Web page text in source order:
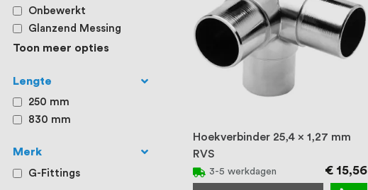
Hoekverbinder 25,4 x 1,27 mm
RVS
3-5 werkdagen € 15,56
Onbewerkt
Glanzend Messing
Toon meer opties
Lengte
250 mm
830 mm
Merk
G-Fittings